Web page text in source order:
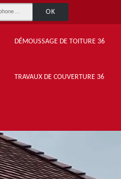
DÉMOUSSAGE DE TOITURE 36
TRAVAUX DE COUVERTURE 36